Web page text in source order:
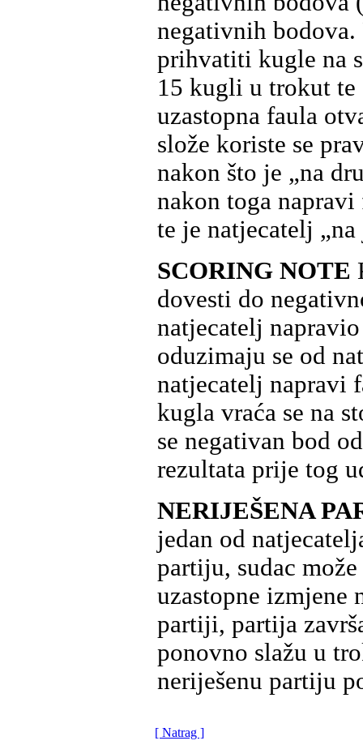
negativnih
prihvatiti kugle na
15 kugli u trokut
uzastopna faula
slože koriste se
nakon što je „na
nakon toga
te je natjecatelj
SCORING NOTE
dovesti do
natjecatelj
oduzimaju se od
natjecatelj napravi
kugla vraća se na
se negativan bod
rezultata prije tog
NERIJEŠENA
jedan od
partiju, sudac
uzastopne izmjene
partiji, partija
ponovno slažu u
neriješenu partiju
[ Natrag ]